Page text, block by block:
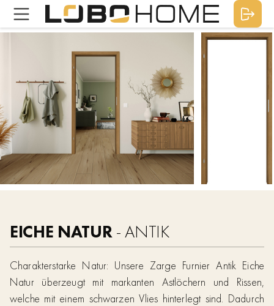
EICHE NATUR - ANTIK
Charakterstarke Natur: Unsere Zarge Furnier Antik Eiche
Natur überzeugt mit markanten Astlöchern und Rissen,
welche mit einem schwarzen Vlies hinterlegt sind. Dadurch